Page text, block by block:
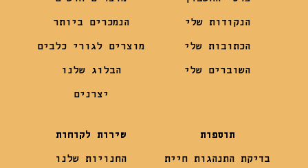
הנקודות שלי
הכתובות שלי
השוברים שלי
הנמכרים ביותר
מוצרים לגורי כלבים
הבלוג שלנו
יצרנים
תוספות
בדיקת התנהגות חיית
שירות לקוחות
החנויות שלנו